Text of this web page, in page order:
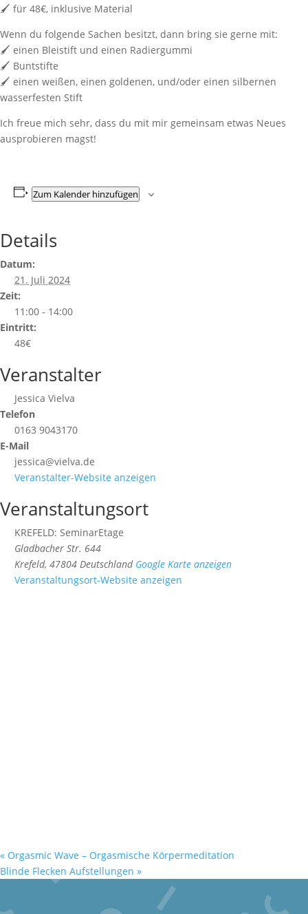
🖌️ für 48€, inklusive Material
Wenn du folgende Sachen besitzt, dann bring sie gerne mit:
🖌️ einen Bleistift und einen Radiergummi
🖌️ Buntstifte
🖌️ einen weißen, einen goldenen, und/oder einen silbernen
wasserfesten Stift
Ich freue mich sehr, dass du mit mir gemeinsam etwas Neues
ausprobieren magst!
Zum Kalender hinzufügen
Details
Datum:
21. Juli 2024
Zeit:
11:00 - 14:00
Eintritt:
48€
Veranstalter
Jessica Vielva
Telefon
0163 9043170
E-Mail
jessica@vielva.de
Veranstalter-Website anzeigen
Veranstaltungsort
KREFELD: SeminarEtage
Gladbacher Str. 644
Krefeld, 47804 Deutschland Google Karte anzeigen
Veranstaltungsort-Website anzeigen
« Orgasmic Wave – Orgasmische Körpermeditation
Blinde Flecken Aufstellungen »